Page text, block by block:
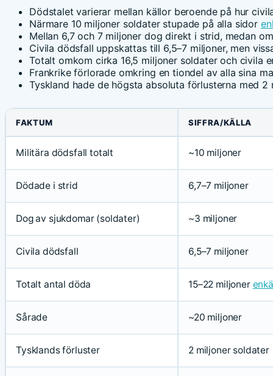
Dödstalet varierar mellan källor beroende på hur
Närmare 10 miljoner soldater stupade på alla sidor
Mellan 6,7 och 7 miljoner dog direkt i strid, medan
Civila dödsfall uppskattas till 6,5–7 miljoner, men
Totalt omkom cirka 16,5 miljoner soldater och civila
Frankrike förlorade omkring en tiondel av alla sina
Tyskland hade de högsta absoluta förlusterna med
FAKTUM SIFFRA/KÄLLA
Militära dödsfall totalt ~10 miljoner
Dödade i strid 6,7–7 miljoner
Dog av sjukdomar (soldater) ~3 miljoner
Civila dödsfall 6,5–7 miljoner
Totalt antal döda 15–22 miljoner
Sårade ~20 miljoner
Tysklands förluster 2 miljoner soldater